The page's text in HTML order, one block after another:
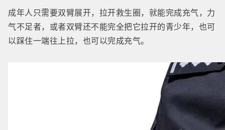
成年人只需要双臂展开，拉开救生圈，就能完成充气，力
气不足者，或者双臂还不能完全把它拉开的青少年，也可
以踩住一端往上拉，也可以完成充气。